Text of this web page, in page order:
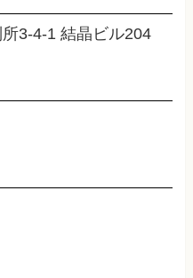
3-4-1 結晶ビル204